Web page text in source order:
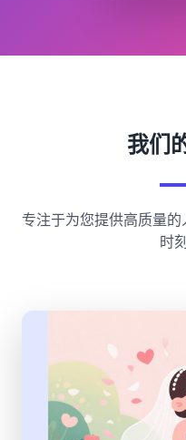
我们
专注于为您提供高质量
时